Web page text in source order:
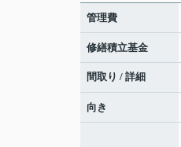
管理費
修繕積立基金
間取り / 詳細
向き